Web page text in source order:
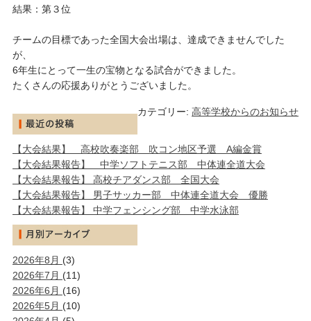
結果：第３位
チームの目標であった全国大会出場は、達成できませんでした
が、
6年生にとって一生の宝物となる試合ができました。
たくさんの応援ありがとうございました。
カテゴリー:高等学校からのお知らせ
【大会結果】 高校吹奏楽部 吹コン地区予選 A編金賞
【大会結果報告】 中学ソフトテニス部 中体連全道大会
【大会結果報告】 高校チアダンス部 全国大会
【大会結果報告】 男子サッカー部 中体連全道大会 優勝
【大会結果報告】 中学フェンシング部 中学水泳部
2026年8月 (3)
2026年7月 (11)
2026年6月 (16)
2026年5月 (10)